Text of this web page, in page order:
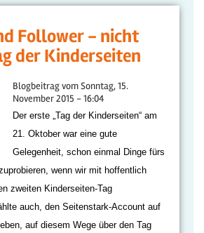
Follower - nicht
der Kinderseiten
Blogbeitrag vomSonntag, 15.
November 2015 - 16:04
Der erste „Tag der Kinderseiten“ am
21. Oktober war eine gute
Gelegenheit, schon einmal Dinge fürs
wenn wir mit hoffentlich
zweiten Kinderseiten-Tag
auch, den Seitenstark-Account auf
auf diesem Wege über den Tag